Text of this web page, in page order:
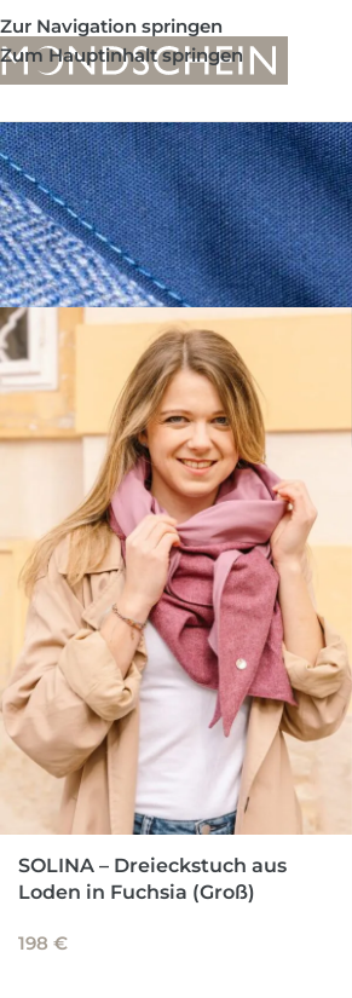
Zur Navigation springen
Zum Hauptinhalt springen
Shop/Produkte verschlagwortet mit
SOLINA – Dreieckstuch aus
Loden in Fuchsia (Groß)
198 €